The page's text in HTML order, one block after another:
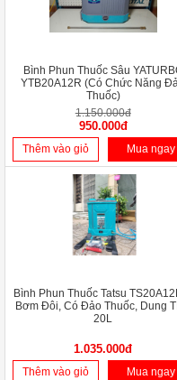
Bình Phun Thuốc Sâu
YTB20A12R (Có Chức Năng
Thuốc)
1.150.000đ
950.000đ
Thêm vào giỏ Mua ngay
Bình Phun Thuốc Tatsu
Bơm Đôi, Có Đảo Thuốc, Dung
20L
1.035.000đ
Thêm vào giỏ Mua ngay